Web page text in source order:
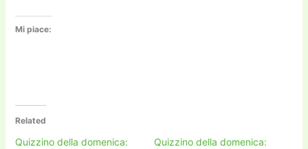
Mi piace:
Related
Quizzino della domenica:
Quizzino della domenica: